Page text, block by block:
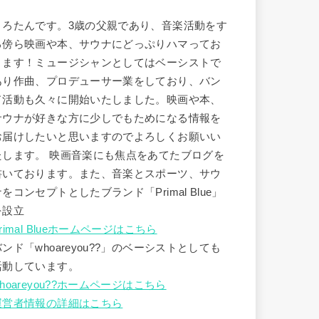
ろたんです。3歳の父親であり、音楽活動をす
傍ら映画や本、サウナにどっぷりハマってお
ます！ミュージシャンとしてはベーシストで
り作曲、プロデューサー業をしており、バン
活動も久々に開始いたしました。映画や本、
ウナが好きな方に少しでもためになる情報を
届けしたいと思いますのでよろしくお願いい
します。 映画音楽にも焦点をあてたブログを
いております。また、音楽とスポーツ、サウ
をコンセプトとしたブランド「Primal Blue」
設立
Blueホームページはこちら
ンド「whoareyou??」のベーシストとしても
しています。
ホームページはこちら
営者情報の詳細はこちら